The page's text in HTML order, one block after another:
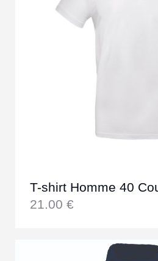
T-shirt Homme 40
21.00€